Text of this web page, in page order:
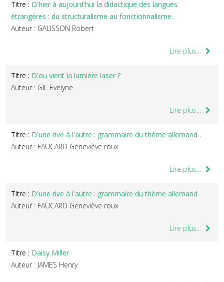
Titre : D'hier à aujourd'hui la didactique des langues
étrangéres : du structuralisme au fonctionnalisme.
Auteur : GALISSON Robert
Lire plus...
Titre : D'ou vient la lumière laser ?
Auteur : GIL Evelyne
Lire plus...
Titre : D'une rive à l'autre : grammaire du théme allemand .
Auteur : FAUCARD Geneviève roux
Lire plus...
Titre : D'une rive à l'autre : grammaire du thème allemand
Auteur : FAUCARD Geneviève roux
Lire plus...
Titre : Daisy Miller
Auteur : JAMES Henry